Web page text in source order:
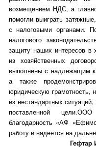
возмещением НДС, а
помогли выиграть
с налоговыми органами.
налогового
защиту наших интересов в
из хозяйственных
выполнены с надлежащим
а также
юридическую грамотность,
из нестандартных
поставленной
благодарность «АФ
работу и надеется на
Гефтар